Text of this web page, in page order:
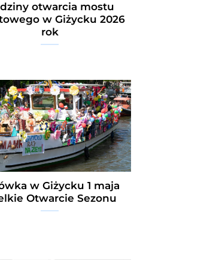
otwarcia mostu
w Giżycku 2026
rok
w Giżycku 1 maja
Otwarcie Sezonu